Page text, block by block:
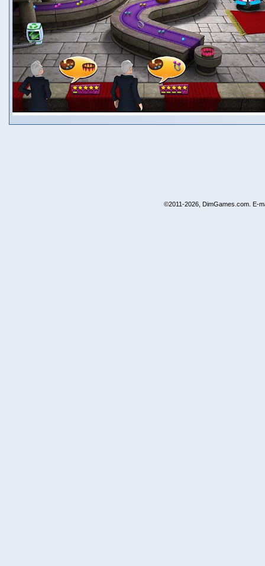
©2011-2026, DimGames.com. E-